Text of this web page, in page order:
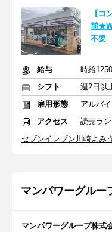
【コ
前
不要
給与
時給
シフト
雇用形態
アルバ
アクセス
読売ラ
セブンイレブン川崎よみ
マンパワーグルー
マンパワーグループ株